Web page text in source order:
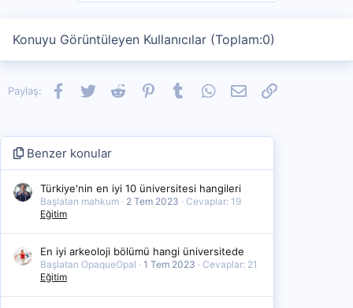
Konuyu Görüntüleyen Kullanıcılar (Toplam:0)
Paylaş: Facebook
TwitterReddit PinterestTumblrWhatsApp
E-postaLink
Benzer konular
Türkiye'nin en iyi 10 üniversitesi hangileri
Başlatan mahkum 2 Tem 2023
Cevaplar: 19
Eğitim
En iyi arkeoloji bölümü hangi üniversitede
Başlatan OpaqueOpal 1 Tem 2023
Cevaplar: 21
Eğitim